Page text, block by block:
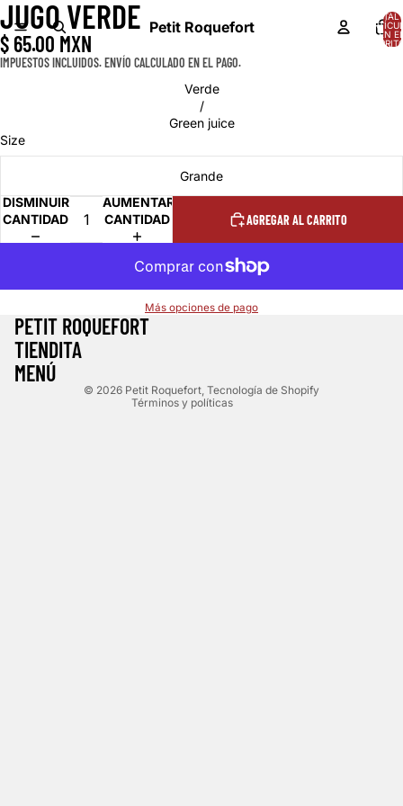
Petit Roquefort
TOTAL
EN
ABRIR
IMAGEN
A
PANTALLA
JUGO VERDE
$ 65.00 MXN
IMPUESTOS INCLUIDOS. ENVÍO CALCULADO EN EL PAGO.
Verde
/
Green juice
Size
Grande
DISMINUIR
CANTIDAD
AUMENTAR
CANTIDAD
AGREGAR AL CARRITO
Más opciones de pago
PETIT ROQUEFORT
TIENDITA
MENÚ
© 2026 Petit Roquefort Tecnología de Shopify
Términos y políticas
Política de privacidad
Términos del servicio